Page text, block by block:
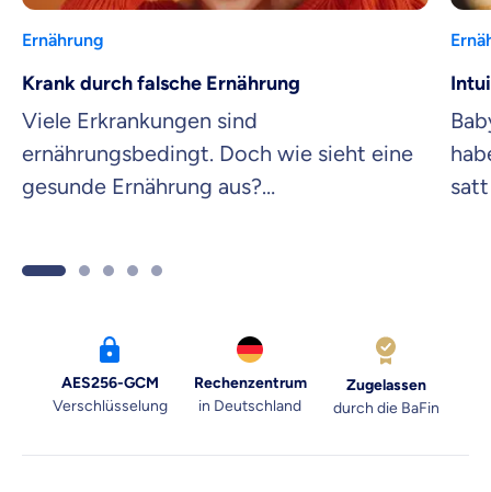
Ernährung
Krank durch falsche Ernährung
Viele Erkrankungen sind
ernährungsbedingt. Doch wie sieht eine
gesunde Ernährung aus?
AES256-GCM
Verschlüsselung
Rechenzentrum
in Deutschland
Zugelassen
durch die BaFin